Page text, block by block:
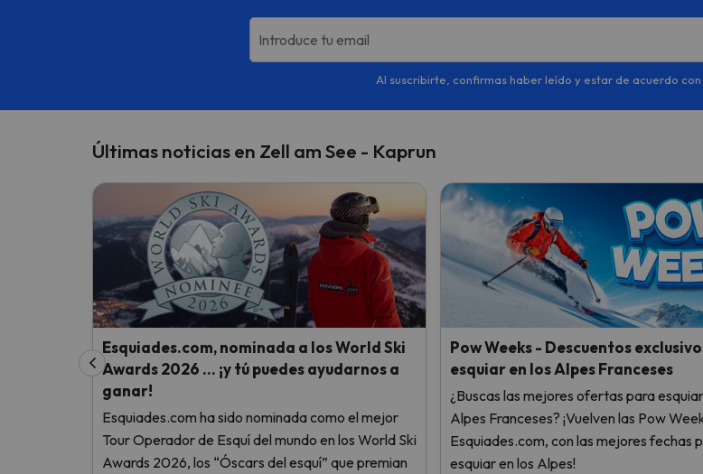
Introduce tu email
Al suscribirte, confirmas haber leído y estar de acuerdo con
Últimas noticias en Zell am See - Kaprun
Esquiades.com, nominada a los World Ski
Awards 2026 … ¡y tú puedes ayudarnos a
ganar!
Esquiades.com ha sido nominada como el mejor
Tour Operador de Esquí del mundo en los World Ski
Awards 2026, los “Óscars del esquí” que premian
Pow Weeks - Descuentos
esquiar en los Alpes Franceses
¿Buscas las mejores ofertas para
Alpes Franceses? ¡Vuelven las Pow
Esquiades.com, con las mejores fechas
esquiar en los Alpes!